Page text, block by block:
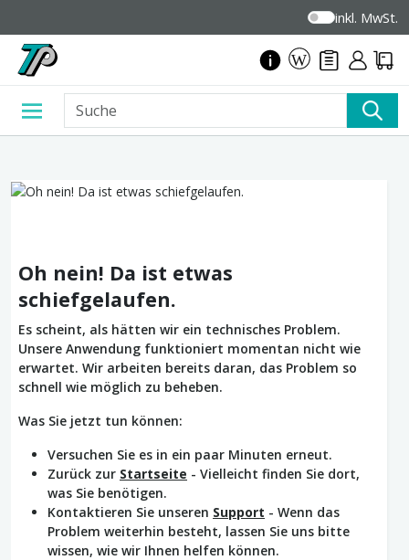
inkl. MwSt.
Oh nein! Da ist etwas
schiefgelaufen.
Es scheint, als hätten wir ein technisches Problem.
Unsere Anwendung funktioniert momentan nicht wie
erwartet. Wir arbeiten bereits daran, das Problem so
schnell wie möglich zu beheben.
Was Sie jetzt tun können:
Versuchen Sie es in ein paar Minuten erneut.
Zurück zur Startseite - Vielleicht finden Sie dort,
was Sie benötigen.
Kontaktieren Sie unseren Support - Wenn das
Problem weiterhin besteht, lassen Sie uns bitte
wissen, wie wir Ihnen helfen können.